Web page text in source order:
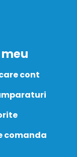
cont
comanda